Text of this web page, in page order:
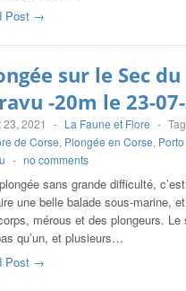
Post →
sur le Sec du
-20m le 23-
2021 - La Faune et Flore -
de Corse, Plongée en Corse,
- no comments
sans grande difficulté,
une belle balade sous-marine,
mérous et des plongeurs. Le
qu’un, et plusieurs…
Post →